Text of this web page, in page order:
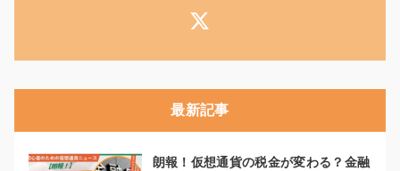
最新記事
朗報！仮想通貨の税金が変わる？金融